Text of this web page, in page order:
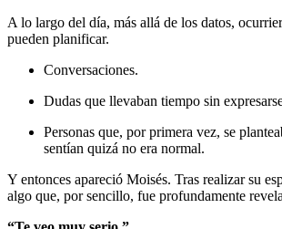
A lo largo del día, más allá de los datos,
pueden planificar.
Conversaciones.
Dudas que llevaban tiempo sin
Personas que, por primera vez, se
sentían quizá no era normal.
Y entonces apareció Moisés. Tras realizar su
algo que, por sencillo, fue profundamente